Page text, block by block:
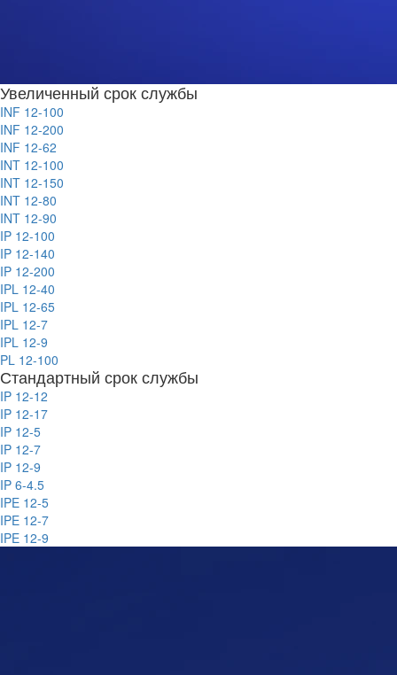
Увеличенный срок службы
INF 12-100
INF 12-200
INF 12-62
INT 12-100
INT 12-150
INT 12-80
INT 12-90
IP 12-100
IP 12-140
IP 12-200
IPL 12-40
IPL 12-65
IPL 12-7
IPL 12-9
PL 12-100
Стандартный срок службы
IP 12-12
IP 12-17
IP 12-5
IP 12-7
IP 12-9
IP 6-4.5
IPE 12-5
IPE 12-7
IPE 12-9